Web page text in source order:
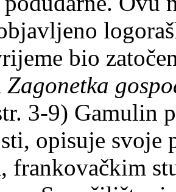
bio
Zagonetka
3-9) Gamulin
opisuje svoje
frankovačkim